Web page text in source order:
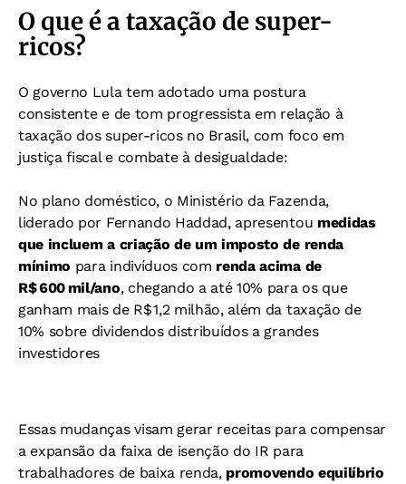
O que é a taxação de super-
ricos?
O governo Lula tem adotado uma postura
consistente e de tom progressista em relação à
taxação dos super-ricos no Brasil, com foco em
justiça fiscal e combate à desigualdade:
No plano doméstico, o Ministério da Fazenda,
liderado por Fernando Haddad, apresentou medidas
que incluem a criação de um imposto de renda
mínimo para indivíduos com renda acima de
R$ 600 mil/ano, chegando a até 10% para os que
ganham mais de R$ 1,2 milhão, além da taxação de
10% sobre dividendos distribuídos a grandes
investidores
Essas mudanças visam gerar receitas para compensar
a expansão da faixa de isenção do IR para
trabalhadores de baixa renda,promovendo equilíbrio